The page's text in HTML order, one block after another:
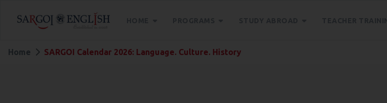
Home SARGOI Calendar 2026: Language. Culture. History